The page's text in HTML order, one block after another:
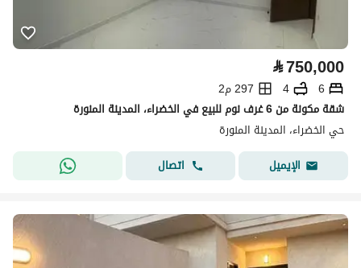
⃁750,000
6
4
297 م2
شقة مكونة من 6 غرف نوم للبيع في الخضراء، المدينة المنورة
حي الخضراء، المدينة المنورة
الإيميل
اتصال